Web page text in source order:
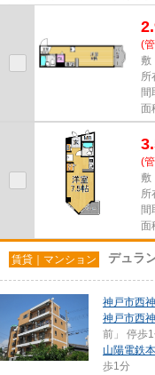
(
敷
所
間
面
(
敷
所
間
面
賃貸｜マンション デュラ
神戸市西
神戸市西
前」 停歩
山陽電鉄
歩1分